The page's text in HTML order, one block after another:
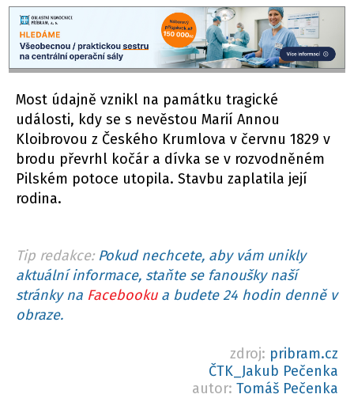
Most údajně vznikl na památku tragické
události, kdy se s nevěstou Marií Annou
Kloibrovou z Českého Krumlova v červnu 1829 v
brodu převrhl kočár a dívka se v rozvodněném
Pilském potoce utopila. Stavbu zaplatila její
rodina.
Tip redakce: Pokud nechcete, aby vám unikly
aktuální informace, staňte se fanoušky naší
stránky na Facebookua budete 24 hodin denně v
obraze.
zdroj: pribram.cz
ČTK_Jakub Pečenka
autor: Tomáš Pečenka